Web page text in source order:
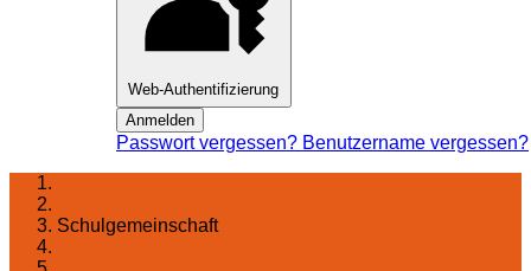
Web-Authentifizierung
Anmelden
Passwort vergessen? Benutzername vergessen?
Schulgemeinschaft